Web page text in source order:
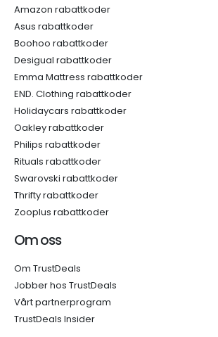
Amazon rabattkoder
Asus rabattkoder
Boohoo rabattkoder
Desigual rabattkoder
Emma Mattress rabattkoder
END. Clothing rabattkoder
Holidaycars rabattkoder
Oakley rabattkoder
Philips rabattkoder
Rituals rabattkoder
Swarovski rabattkoder
Thrifty rabattkoder
Zooplus rabattkoder
Om oss
Om TrustDeals
Jobber hos TrustDeals
Vårt partnerprogram
TrustDeals Insider